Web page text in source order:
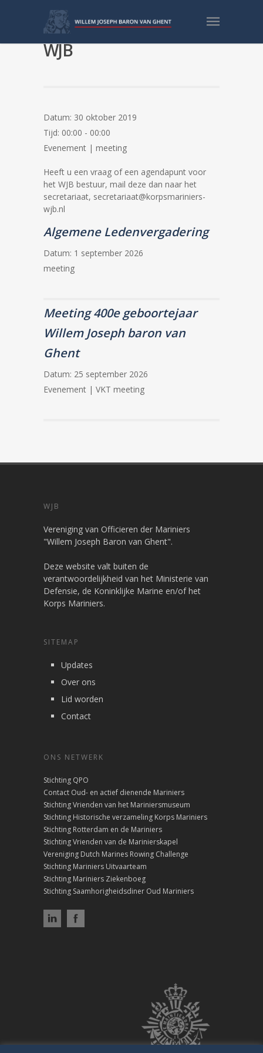
Bestuursvergadering
WJB
Datum: 30 oktober 2019
Tijd: 00:00 - 00:00
Evenement | meeting
Heeft u een vraag of een agendapunt voor
het WJB bestuur, mail deze dan naar het
secretariaat, secretariaat@korpsmariniers-
wjb.nl
Algemene Ledenvergadering
Datum: 1 september 2026
meeting
Meeting 400e geboortejaar
Willem Joseph baron van
Ghent
Datum: 25 september 2026
Evenement | VKT meeting
WJB
Vereniging van Officieren der Mariniers
"Willem Joseph Baron van Ghent".
Deze website valt buiten de
verantwoordelijkheid van het Ministerie van
Defensie, de Koninklijke Marine en/of het
Korps Mariniers.
SITEMAP
Updates
Over ons
Lid worden
Contact
ONS NETWERK
Stichting QPO
Contact Oud- en actief dienende Mariniers
Stichting Vrienden van het Mariniersmuseum
Stichting Historische verzameling Korps Mariniers
Stichting Rotterdam en de Mariniers
Stichting Vrienden van de Marinierskapel
Vereniging Dutch Marines Rowing Challenge
Stichting Mariniers Uitvaarteam
Stichting Mariniers Ziekenboeg
Stichting Saamhorigheidsdiner Oud Mariniers